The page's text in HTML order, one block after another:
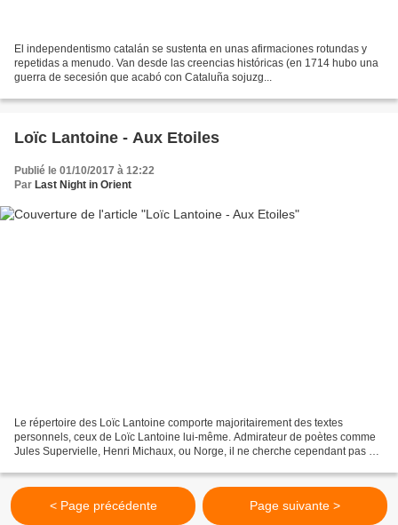
El independentismo catalán se sustenta en unas afirmaciones rotundas y
repetidas a menudo. Van desde las creencias históricas (en 1714 hubo una
guerra de secesión que acabó con Cataluña sojuzg...
Loïc Lantoine - Aux Etoiles
Publié le 01/10/2017 à 12:22
Par Last Night in Orient
Le répertoire des Loïc Lantoine comporte majoritairement des textes
personnels, ceux de Loïc Lantoine lui-même. Admirateur de poètes comme
Jules Supervielle, Henri Michaux, ou Norge, il ne cherche cependant pas à
< Page précédente Page suivante >